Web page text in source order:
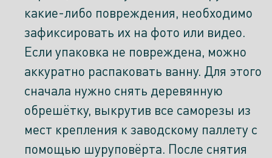
какие-либо повреждения, необходимо
зафиксировать их на фото или видео.
Если упаковка не повреждена, можно
аккуратно распаковать ванну. Для этого
сначала нужно снять деревянную
обрешётку, выкрутив все саморезы из
мест крепления к заводскому паллету с
помощью шуруповёрта. После снятия